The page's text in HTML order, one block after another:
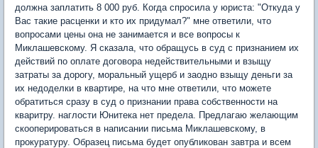
должна заплатить 8 000 руб. Когда спросила у юриста: "Откуда у
Вас такие расценки и кто их придумал?" мне ответили, что
вопросами цены она не занимается и все вопросы к
Миклашевскому. Я сказала, что обращусь в суд с признанием их
действий по оплате договора недействительными и взыщу
затраты за дорогу, моральный ущерб и заодно взыщу деньги за
их недоделки в квартире, на что мне ответили, что можете
обратиться сразу в суд о признании права собственности на
кваритру. наглости Юнитека нет предела. Предлагаю желающим
скооперироваться в написании письма Миклашевскому, в
прокуратуру. Образец письма будет опубликован завтра и всем